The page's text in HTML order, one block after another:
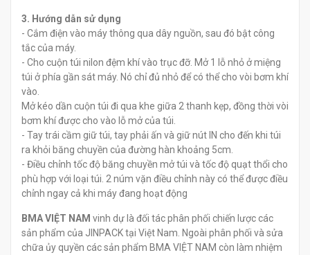
3. Hướng dẫn sử dụng
- Cắm điện vào máy thông qua dây nguồn, sau đó bật công
tắc của máy.
- Cho cuộn túi nilon đệm khí vào trục đỡ. Mở 1 lỗ nhỏ ở miệng
túi ở phía gần sát máy. Nó chỉ đủ nhỏ để có thể cho vòi bơm khí
vào.
Mở kéo dần cuộn túi đi qua khe giữa 2 thanh kẹp, đồng thời vòi
bơm khí được cho vào lỗ mở của túi.
- Tay trái cầm giữ túi, tay phải ấn và giữ nút IN cho đến khi túi
ra khỏi băng chuyền của đường hàn khoảng 5cm.
- Điều chỉnh tốc độ băng chuyền mở túi và tốc độ quạt thổi cho
phù hợp với loại túi. 2 núm vặn điều chỉnh này có thể được điều
chỉnh ngay cả khi máy đang hoạt động
BMA VIỆT NAM vinh dự là đối tác phân phối chiến lược các
sản phẩm của JINPACK tại Việt Nam. Ngoài phân phối và sửa
chữa ủy quyền các sản phẩm BMA VIỆT NAM còn làm nhiệm